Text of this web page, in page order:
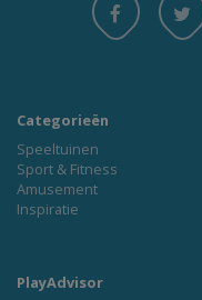
Categorieën
Speeltuinen
Sport & Fitness
Amusement
Inspiratie
PlayAdvisor